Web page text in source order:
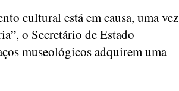
cultural está em causa, uma vez
o Secretário de Estado
museológicos adquirem uma